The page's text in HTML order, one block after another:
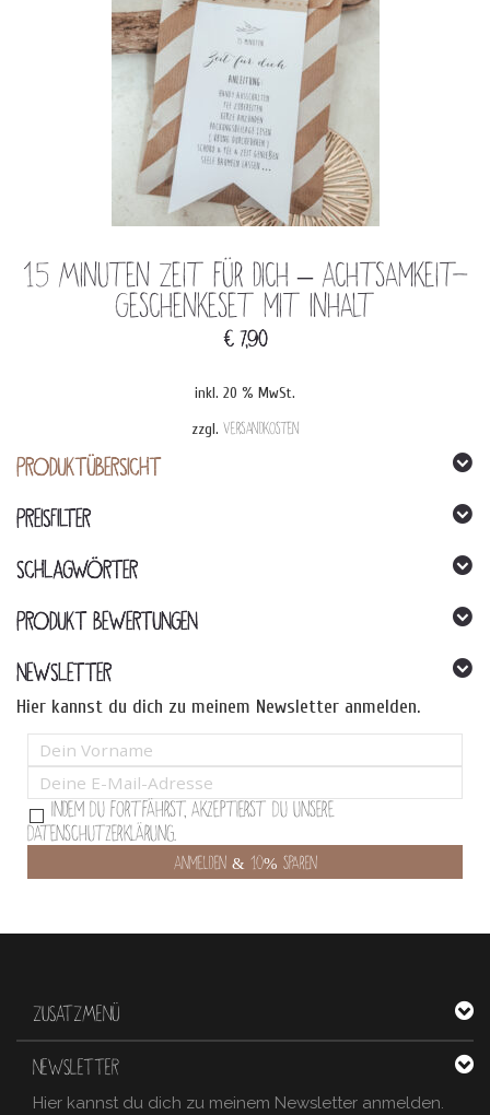
15 Minuten Zeit für dich – Achtsamkeit-
Geschenkeset mit Inhalt
€ 7,90
inkl. 20 % MwSt.
zzgl. Versandkosten
PRODUKTÜBERSICHT
PREISFILTER
SCHLAGWÖRTER
PRODUKT BEWERTUNGEN
NEWSLETTER
Hier kannst du dich zu meinem Newsletter anmelden.
Indem Du fortfährst, akzeptierst Du unsere
Datenschutzerklärung.
ZUSATZMENÜ
NEWSLETTER
Hier kannst du dich zu meinem Newsletter anmelden.